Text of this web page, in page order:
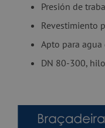
Presión de
Revestimiento
Apto para
DN 80-300,